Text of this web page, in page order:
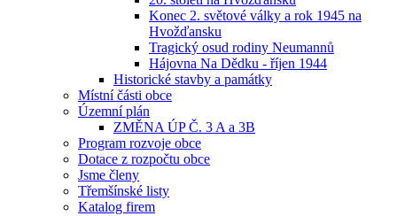
Konec 2. světové války a rok 1945 na
Hvožďansku
Tragický osud rodiny Neumannů
Hájovna Na Dědku - říjen 1944
Historické stavby a památky
Místní části obce
Územní plán
ZMĚNA ÚP Č. 3 A a 3B
Program rozvoje obce
Dotace z rozpočtu obce
Jsme členy
Třemšínské listy
Katalog firem